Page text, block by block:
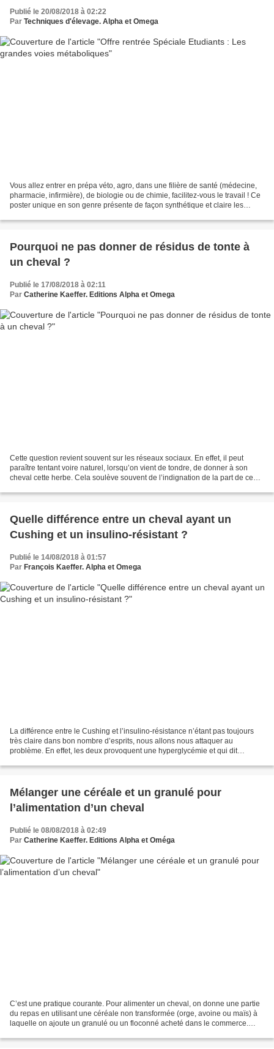
Publié le 20/08/2018 à 02:22
Par Techniques d'élevage. Alpha et Omega
Vous allez entrer en prépa véto, agro, dans une filière de santé (médecine,
pharmacie, infirmière), de biologie ou de chimie, facilitez-vous le travail ! Ce
poster unique en son genre présente de façon synthétique et claire les
Pourquoi ne pas donner de résidus de tonte à
un cheval ?
Publié le 17/08/2018 à 02:11
Par Catherine Kaeffer. Editions Alpha et Omega
Cette question revient souvent sur les réseaux sociaux. En effet, il peut
paraître tentant voire naturel, lorsqu’on vient de tondre, de donner à son
cheval cette herbe. Cela soulève souvent de l’indignation de la part de ceux
Quelle différence entre un cheval ayant un
Cushing et un insulino-résistant ?
Publié le 14/08/2018 à 01:57
Par François Kaeffer. Alpha et Omega
La différence entre le Cushing et l’insulino-résistance n’étant pas toujours
très claire dans bon nombre d’esprits, nous allons nous attaquer au
problème. En effet, les deux provoquent une hyperglycémie et qui dit
Mélanger une céréale et un granulé pour
l’alimentation d’un cheval
Publié le 08/08/2018 à 02:49
Par Catherine Kaeffer. Editions Alpha et Oméga
C’est une pratique courante. Pour alimenter un cheval, on donne une partie
du repas en utilisant une céréale non transformée (orge, avoine ou maïs) à
laquelle on ajoute un granulé ou un floconné acheté dans le commerce.